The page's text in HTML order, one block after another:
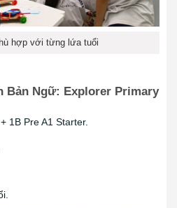
hợp với từng lứa tuổi
Bản Ngữ: Explorer Primary
1B Pre A1 Starter.